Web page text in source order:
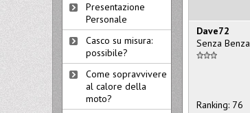
Dave72
Senza Benza
Ranking: 76
Presentazione
Personale
Casco su misura:
possibile?
Come sopravvivere
al calore della
moto?